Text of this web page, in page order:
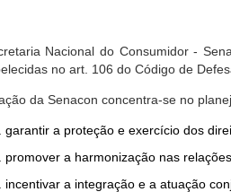
Nacional do Consumidor -
no art. 106 do Código de
da Senacon concentra-se no
garantir a proteção e exercício dos
promover a harmonização nas
incentivar a integração e a atuação